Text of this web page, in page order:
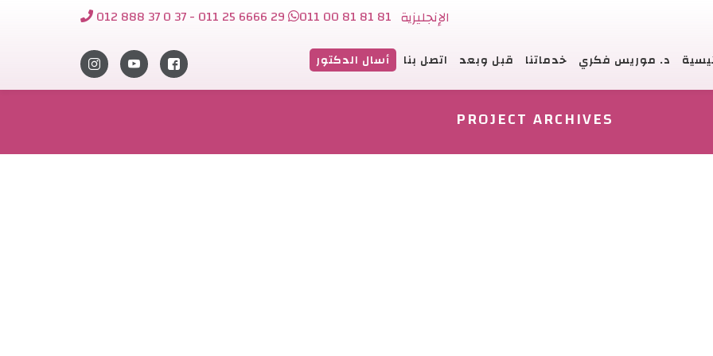
الإنجليزية 012 888 37 0 37 - 011 25 6666 29 011 00 81 81 81
د. موريس فكري خدماتنا قبل وبعد اتصل بنا أسال الدكتور
PROJECT ARCHIVES